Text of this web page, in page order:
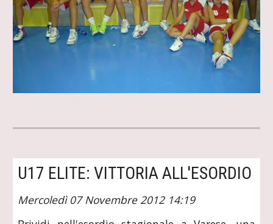
U17 ELITE: VITTORIA ALL'ESORDIO
Mercoledì 07 Novembre 2012 14:19